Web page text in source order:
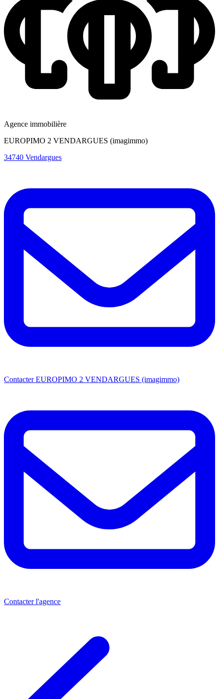
Agence immobilière
EUROPIMO 2 VENDARGUES (imagimmo)
34740 Vendargues
Contacter EUROPIMO 2 VENDARGUES (imagimmo)
Contacter l'agence